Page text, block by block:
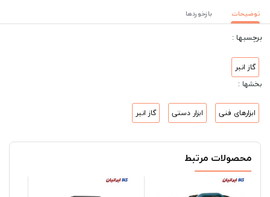
توضیحات بازخوردها
برچسبها :
گاز انبر
بخشها :
ابزارهای فنی ابزار دستی گاز انبر
محصولات مرتبط